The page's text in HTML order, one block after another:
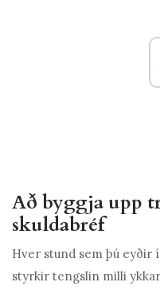
Að byggja upp
skuldabréf
Hver stund sem þú eyðir
styrkir tengslin milli